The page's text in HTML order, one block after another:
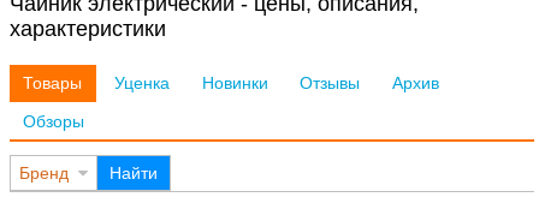
характеристики
Товары Уценка Новинки Отзывы
Архив
Обзоры
Бренд Найти